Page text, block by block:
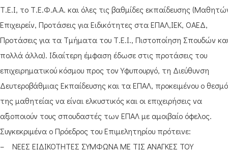
Τ.Ε.Ι, το Τ.Ε.Φ.Α.Α. και όλες τις βαθμίδες εκπαίδευσης
Επιχειρείν, Προτάσεις για Ειδικότητες στα ΕΠΑΛ,ΙΕΚ, ΟΑΕΔ,
Προτάσεις για τα Τμήματα του Τ.Ε.Ι., Πιστοποίηση Σπουδών
πολλά άλλα). Ιδιαίτερη έμφαση έδωσε στις προτάσεις του
επιχειρηματικού κόσμου προς τον Υφυπουργό, τη Διεύθυνση
Δευτεροβάθμιας Εκπαίδευσης και τα ΕΠΑΛ, προκειμένου ο
της μαθητείας να είναι ελκυστικός και οι επιχειρήσεις να
αξιοποιούν τους σπουδαστές των ΕΠΑΛ με αμοιβαίο όφελος.
Συγκεκριμένα ο Πρόεδρος του Επιμελητηρίου πρότεινε:
– ΝΕΕΣ ΕΙΔΙΚΟΤΗΤΕΣ ΣΥΜΦΩΝΑ ΜΕ ΤΙΣ ΑΝΑΓΚΕΣ ΤΟΥ